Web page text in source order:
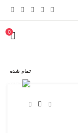
0
تمام شده